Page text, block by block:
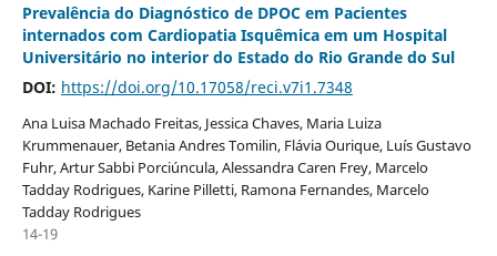
Prevalência do Diagnóstico de DPOC em Pacientes
internados com Cardiopatia Isquêmica em um Hospital
Universitário no interior do Estado do Rio Grande do Sul
DOI: https://doi.org/10.17058/reci.v7i1.7348
Ana Luisa Machado Freitas, Jessica Chaves, Maria Luiza
Krummenauer, Betania Andres Tomilin, Flávia Ourique, Luís Gustavo
Fuhr, Artur Sabbi Porciúncula, Alessandra Caren Frey, Marcelo
Tadday Rodrigues, Karine Pilletti, Ramona Fernandes, Marcelo
Tadday Rodrigues
14-19